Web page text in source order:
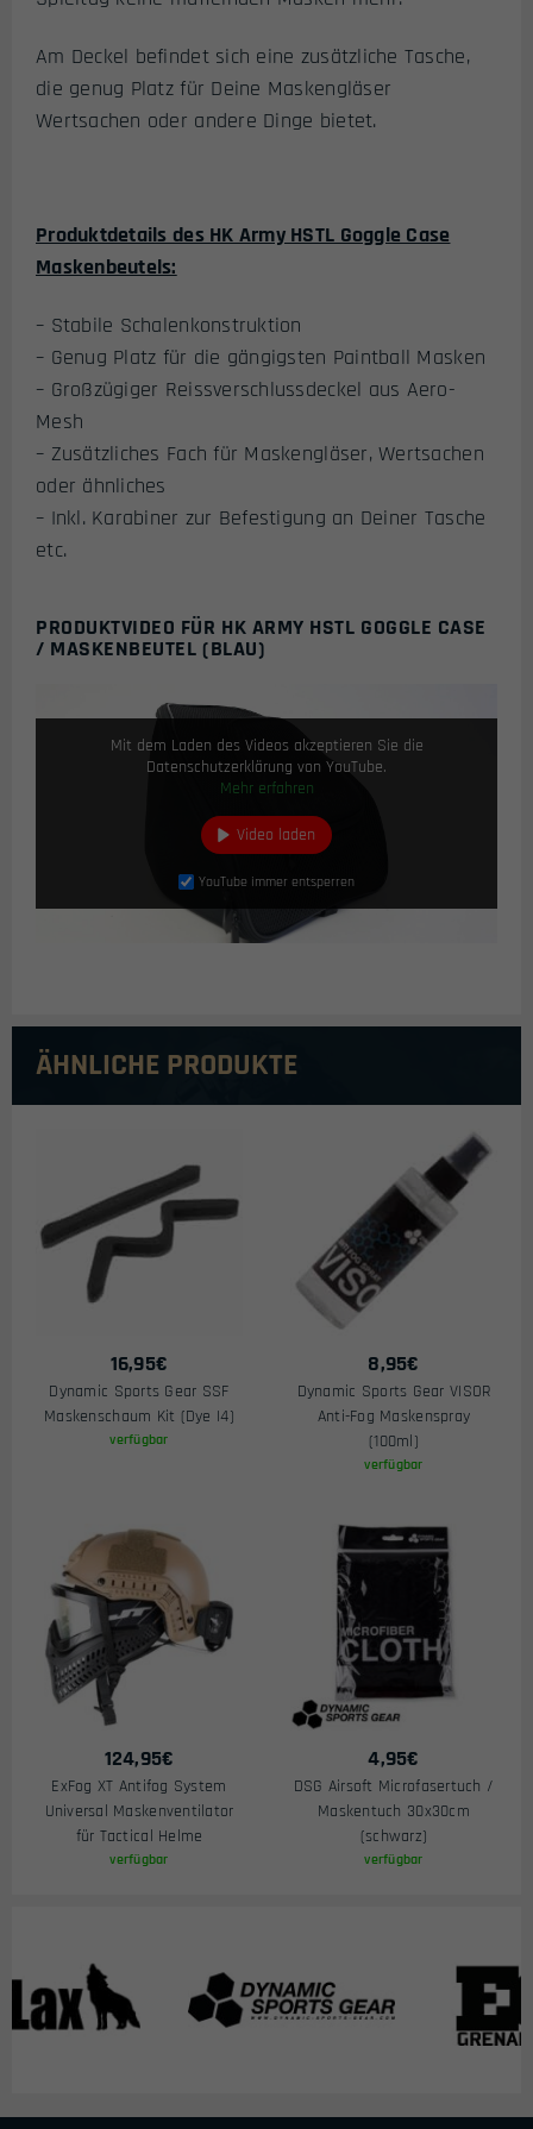
Am Deckel befindet sich eine zusätzliche Tasche,
die genug Platz für Deine Maskengläser
Wertsachen oder andere Dinge bietet.
Produktdetails des HK Army HSTL Goggle Case
Maskenbeutels:
– Stabile Schalenkonstruktion
– Genug Platz für die gängigsten Paintball Masken
– Großzügiger Reissverschlussdeckel aus Aero-
Mesh
– Zusätzliches Fach für Maskengläser, Wertsachen
oder ähnliches
– Inkl. Karabiner zur Befestigung an Deiner Tasche
etc.
PRODUKTVIDEO FÜR HK ARMY HSTL GOGGLE CASE
/ MASKENBEUTEL (BLAU)
Mit dem Laden des Videos akzeptieren Sie die
Datenschutzerklärung von YouTube.
Mehr erfahren
Video laden
YouTube immer entsperren
ÄHNLICHE PRODUKTE
16,95€
Dynamic Sports Gear SSF
Maskenschaum Kit (Dye I4)
verfügbar
8,95€
Dynamic Sports Gear VISOR
Anti-Fog Maskenspray
(100ml)
verfügbar
124,95€
ExFog XT Antifog System
Universal Maskenventilator
für Tactical Helme
verfügbar
4,95€
DSG Airsoft Microfasertuch /
Maskentuch 30x30cm
(schwarz)
verfügbar